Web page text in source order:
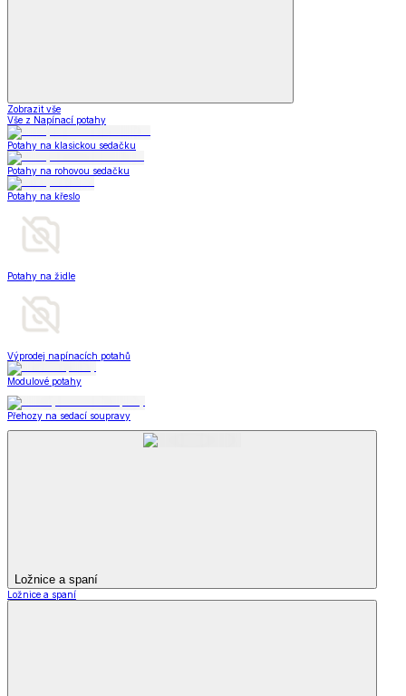
Zobrazit vše
Vše z Napínací potahy
Potahy na klasickou sedačku
Potahy na rohovou sedačku
Potahy na křeslo
Potahy na židle
Výprodej napínacích potahů
Modulové potahy
Přehozy na sedací soupravy
Ložnice a spaní
Ložnice a spaní